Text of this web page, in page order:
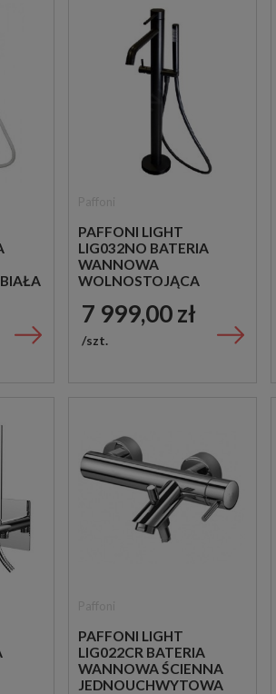
PAFFONI LIGHT
LIG032NO BATERIA
WANNOWA
WOLNOSTOJĄCA
7 999,00 zł
szt.
PAFFONI LIGHT
LIG022CR BATERIA
WANNOWA ŚCIENNA
JEDNOUCHWYTOWA